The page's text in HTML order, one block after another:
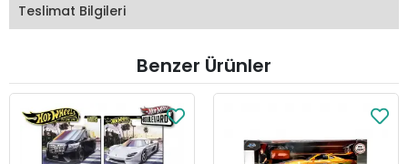
Teslimat Bilgileri
Benzer Ürünler